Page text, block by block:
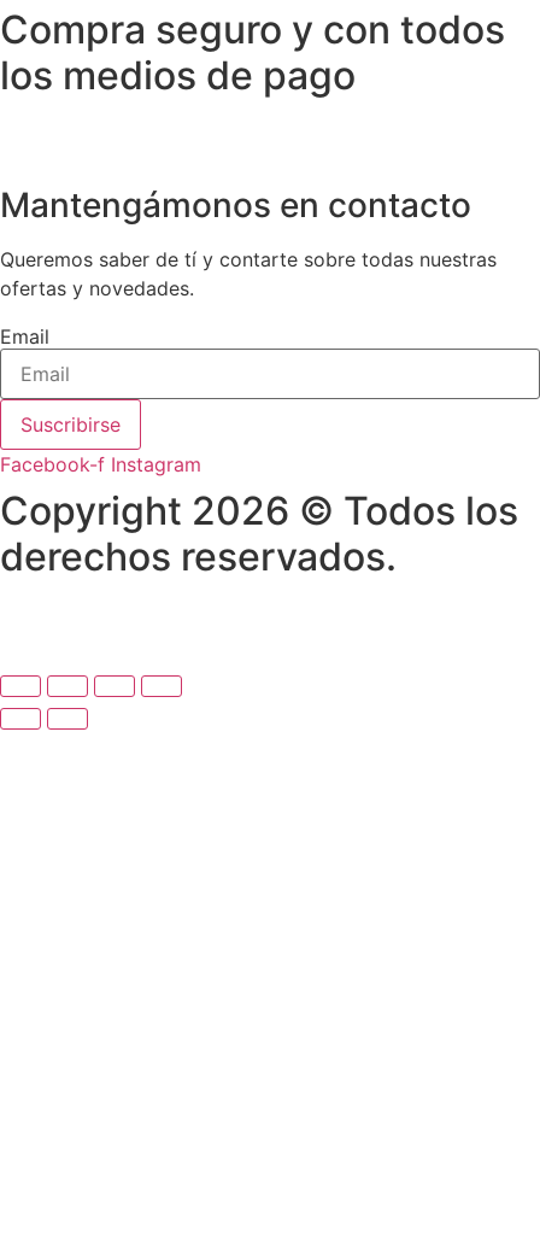
producto
en
la
página
Compra seguro y con todos
los medios de pago
Mantengámonos en contacto
Queremos saber de tí y contarte sobre todas nuestras
ofertas y novedades.
Email
Suscribirse
Facebook-f Instagram
Copyright 2026 © Todos los
derechos reservados.